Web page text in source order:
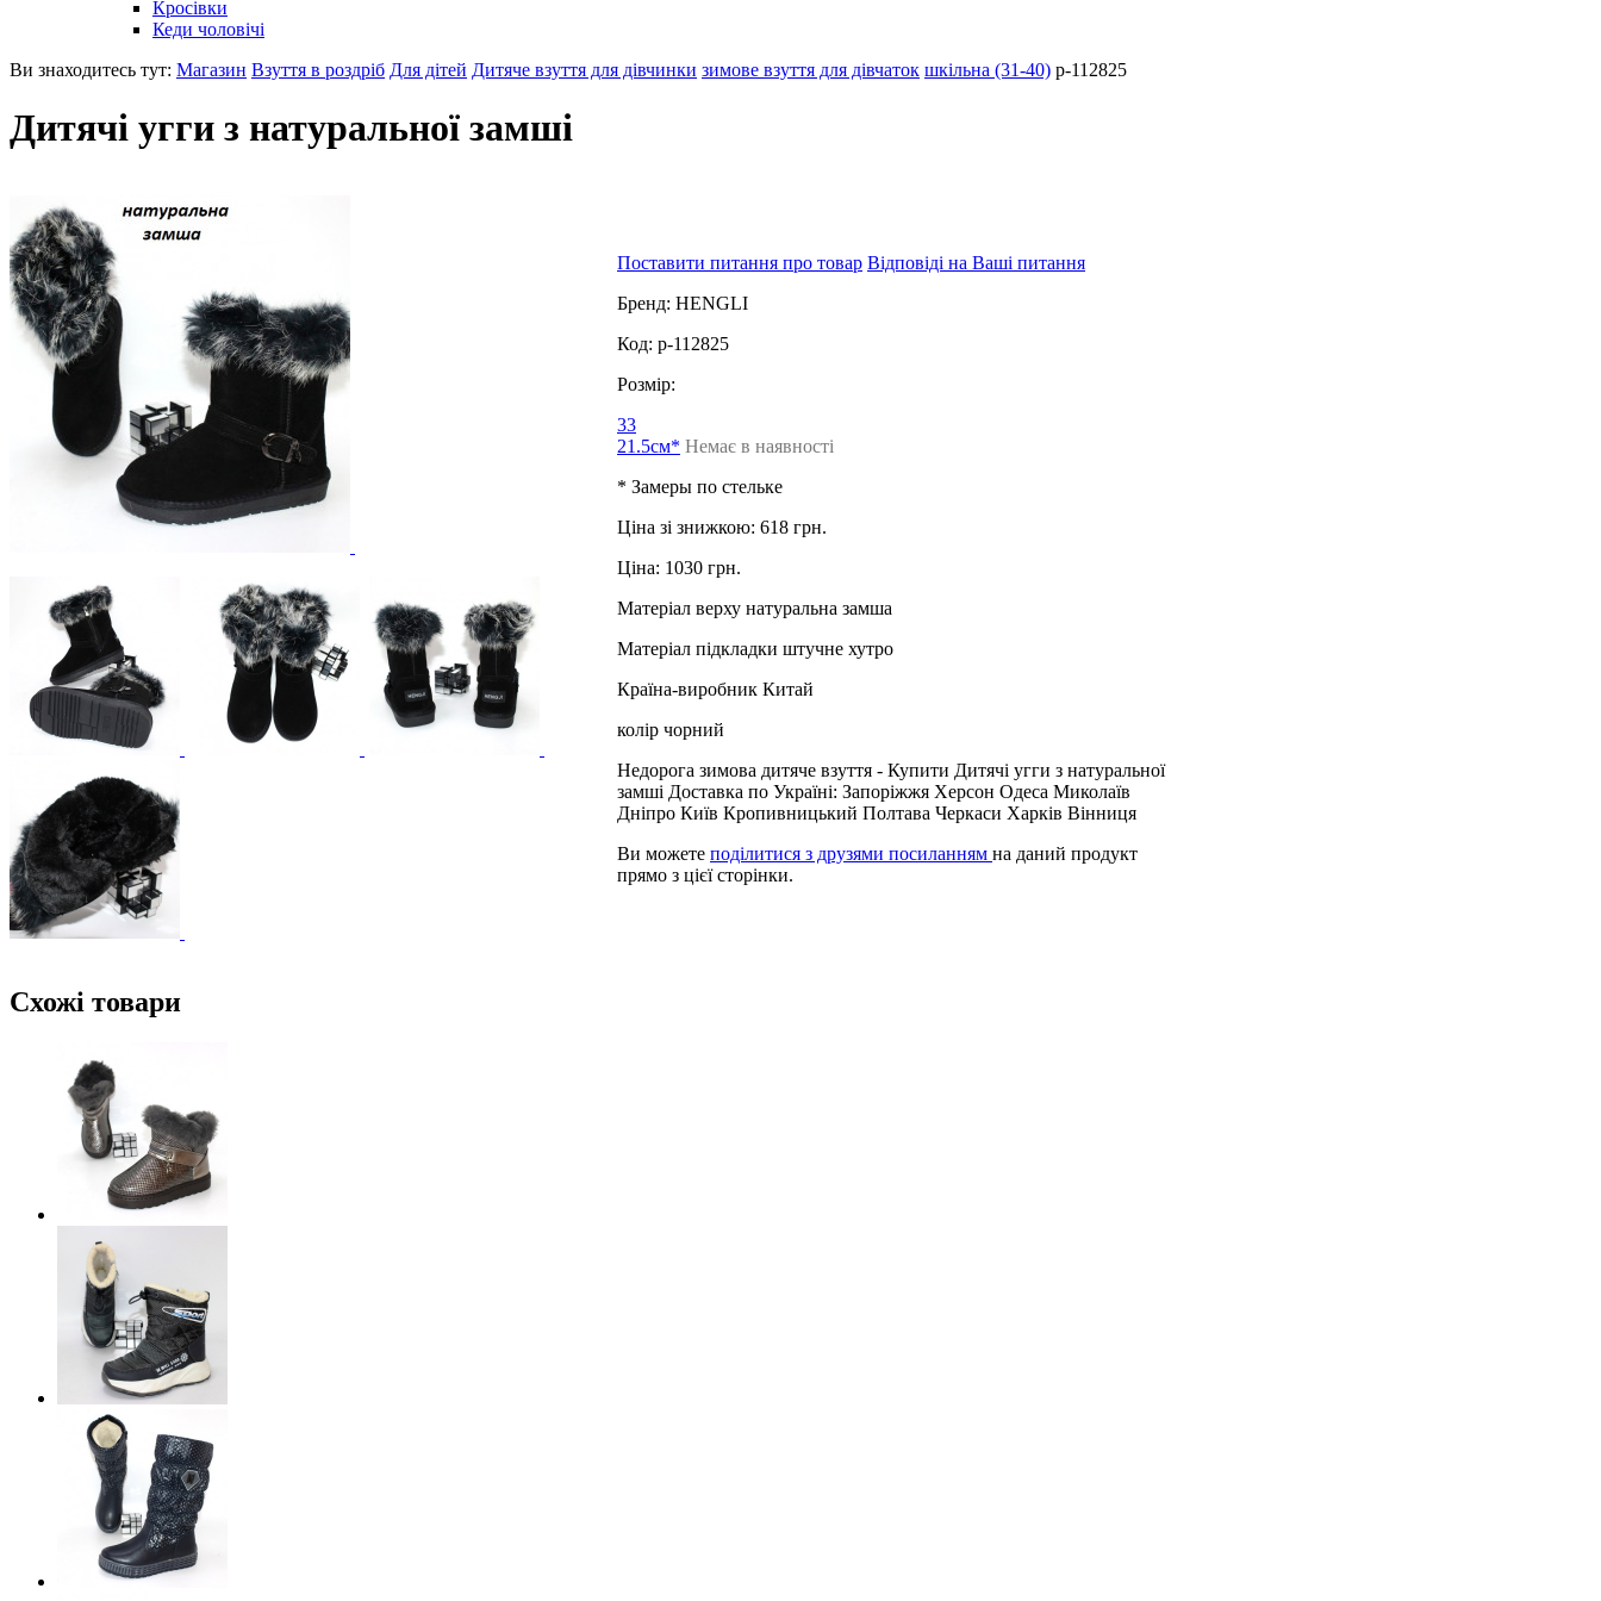
Кросівки
Кеди чоловічі
Ви знаходитесь тут: Магазин Взуття в роздріб Для дітей Дитяче взуття для дівчинки зимове взуття для дівчаток шкільна (31-40) p-112825
Дитячі угги з натуральної замші
Поставити питання про товар Відповіді на Ваші питання
Бренд: HENGLI
Код: p-112825
Розмір:
33
21.5см* Немає в наявності
* Замеры по стельке
Ціна зі знижкою: 618 грн.
Ціна: 1030 грн.
Матеріал верху натуральна замша
Матеріал підкладки штучне хутро
Країна-виробник Китай
колір чорний
Недорога зимова дитяче взуття - Купити Дитячі угги з натуральної
замші Доставка по Україні: Запоріжжя Херсон Одеса Миколаїв
Дніпро Київ Кропивницький Полтава Черкаси Харків Вінниця
Ви можете поділитися з друзями посиланням на даний продукт
прямо з цієї сторінки.
Схожі товари